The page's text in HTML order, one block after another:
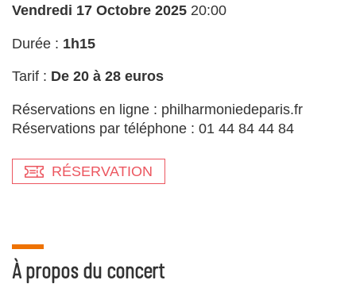
Vendredi 17 Octobre 2025 20:00
Durée : 1h15
Tarif : De 20 à 28 euros
Réservations en ligne : philharmoniedeparis.fr
Réservations par téléphone : 01 44 84 44 84
RÉSERVATION
À propos du concert